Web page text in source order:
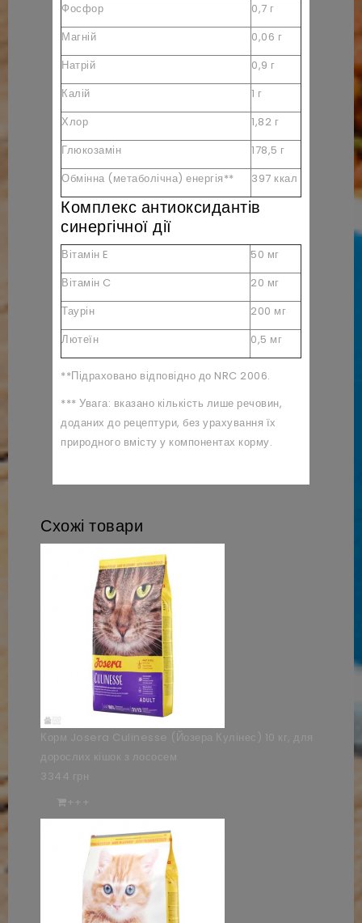
Фосфор
0,7 г
Магній
0,06 г
Натрій
0,9 г
Калій
1 г
Хлор
1,82 г
Глюкозамін
178,5 г
Обмінна (метаболічна) енергія**
397 ккал
Комплекс антиоксидантів
синергічної дії
Вітамін E
50 мг
Вітамін C
20 мг
Таурін
200 мг
Лютеїн
0,5 мг
**Підраховано відповідно до NRC 2006.
*** Увага: вказано кількість лише речовин,
доданих до рецептури, без урахування їх
природного вмісту у компонентах корму.
Схожі товари
Корм Josera Culinesse (Йозера Кулінес) 10 кг, для
дорослих кішок з лососем
3344 грн
+++